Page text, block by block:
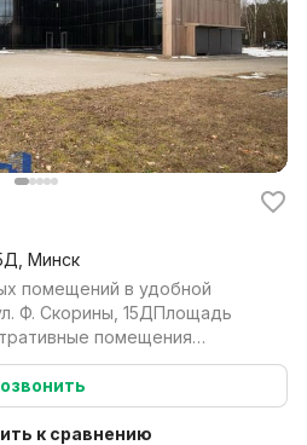
Минск
помещений в удобной
Ф. Скорины, 15ДПлощадь
помещения
к сравнению